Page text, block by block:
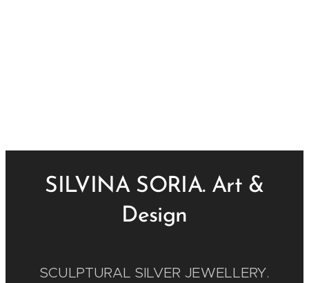
SILVINA SORIA. Art &
Design
SCULPTURAL SILVER JEWELLERY.